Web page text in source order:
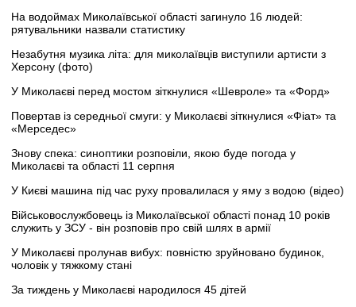
На водоймах Миколаївської області загинуло 16 людей:
рятувальники назвали статистику
Незабутня музика літа: для миколаївців виступили артисти з
Херсону (фото)
У Миколаєві перед мостом зіткнулися «Шевроле» та «Форд»
Повертав із середньої смуги: у Миколаєві зіткнулися «Фіат» та
«Мерседес»
Знову спека: синоптики розповіли, якою буде погода у
Миколаєві та області 11 серпня
У Києві машина під час руху провалилася у яму з водою (відео)
Військовослужбовець із Миколаївської області понад 10 років
служить у ЗСУ - він розповів про свій шлях в армії
У Миколаєві пролунав вибух: повністю зруйновано будинок,
чоловік у тяжкому стані
За тиждень у Миколаєві народилося 45 дітей